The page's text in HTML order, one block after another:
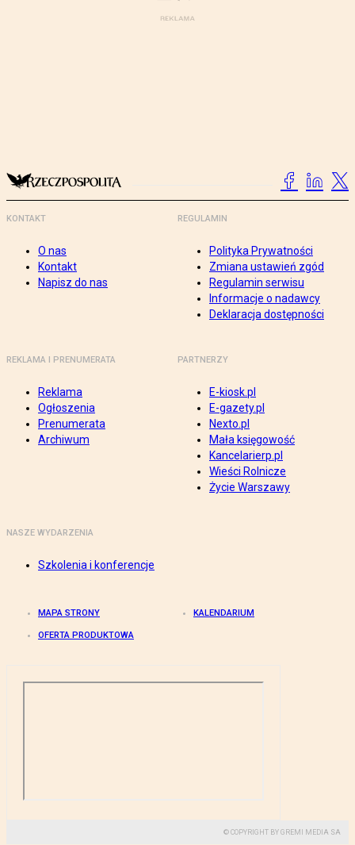
KONTAKT
O nas
Kontakt
Napisz do nas
REGULAMIN
Polityka Prywatności
Zmiana ustawień zgód
Regulamin serwisu
Informacje o nadawcy
Deklaracja dostępności
REKLAMA I PRENUMERATA
Reklama
Ogłoszenia
Prenumerata
Archiwum
PARTNERZY
E-kiosk.pl
E-gazety.pl
Nexto.pl
Mała księgowość
Kancelarierp.pl
Wieści Rolnicze
Życie Warszawy
NASZE WYDARZENIA
Szkolenia i konferencje
MAPA STRONY KALENDARIUM
OFERTA PRODUKTOWA
© COPYRIGHT BY GREMI MEDIA SA